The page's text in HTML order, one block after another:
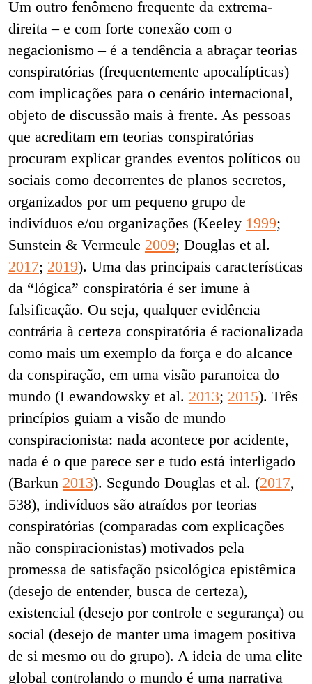
Um outro fenômeno frequente da extrema-
direita – e com forte conexão com o
negacionismo – é a tendência a abraçar teorias
conspiratórias (frequentemente apocalípticas)
com implicações para o cenário internacional,
objeto de discussão mais à frente. As pessoas
que acreditam em teorias conspiratórias
procuram explicar grandes eventos políticos ou
sociais como decorrentes de planos secretos,
organizados por um pequeno grupo de
indivíduos e/ou organizações (Keeley 1999;
Sunstein & Vermeule 2009; Douglas et al.
2017; 2019). Uma das principais características
da “lógica” conspiratória é ser imune à
falsificação. Ou seja, qualquer evidência
contrária à certeza conspiratória é racionalizada
como mais um exemplo da força e do alcance
da conspiração, em uma visão paranoica do
mundo (Lewandowsky et al. 2013; 2015). Três
princípios guiam a visão de mundo
conspiracionista: nada acontece por acidente,
nada é o que parece ser e tudo está interligado
(Barkun 2013). Segundo Douglas et al. (2017,
538), indivíduos são atraídos por teorias
conspiratórias (comparadas com explicações
não conspiracionistas) motivados pela
promessa de satisfação psicológica epistêmica
(desejo de entender, busca de certeza),
existencial (desejo por controle e segurança) ou
social (desejo de manter uma imagem positiva
de si mesmo ou do grupo). A ideia de uma elite
global controlando o mundo é uma narrativa